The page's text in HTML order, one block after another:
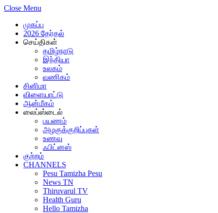
Close Menu
முகப்பு
2026 தேர்தல்
செய்திகள்
தமிழ்நாடு
இந்தியா
உலகம்
வணிகம்
சினிமா
விளையாட்டு
ஆன்மீகம்
லைப்ஸ்டைல்
பயணம்
அழகுக்குறிப்புகள்
உணவு
ஃபிட்னஸ்
குற்றம்
CHANNELS
Pesu Tamizha Pesu
News TN
Thiruvarul TV
Health Guru
Hello Tamizha